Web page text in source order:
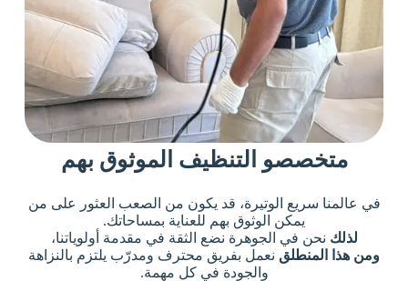
متخصصو التنظيف الموثوق بهم
في عالمنا سريع الوتيرة، قد يكون من الصعب العثور على من
يمكن الوثوق بهم للعناية بمساحاتك.
لذلك نحن في الجوهرة نضع الثقة في مقدمة أولوياتنا،
ومن هذا المنطلق نعمل بفريق محترف ومدرّب يلتزم بالنزاهة
والجودة في كل مهمة.